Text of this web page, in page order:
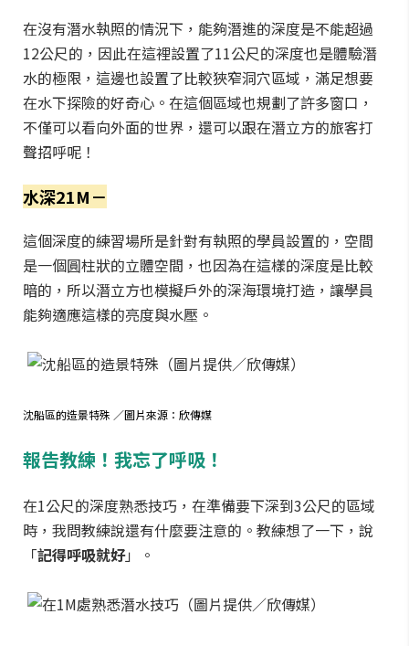
在沒有潛水執照的情況下，能夠潛進的深度是不能超過
12公尺的，因此在這裡設置了11公尺的深度也是體驗潛
水的極限，這邊也設置了比較狹窄洞穴區域，滿足想要
在水下探險的好奇心。在這個區域也規劃了許多窗口，
不僅可以看向外面的世界，還可以跟在潛立方的旅客打
聲招呼呢！
水深21M－
這個深度的練習場所是針對有執照的學員設置的，空間
是一個圓柱狀的立體空間，也因為在這樣的深度是比較
暗的，所以潛立方也模擬戶外的深海環境打造，讓學員
能夠適應這樣的亮度與水壓。
沈船區的造景特殊 ／圖片來源：欣傳媒
報告教練！我忘了呼吸！
在1公尺的深度熟悉技巧，在準備要下深到3公尺的區域
時，我問教練說還有什麼要注意的。教練想了一下，說
「記得呼吸就好」。